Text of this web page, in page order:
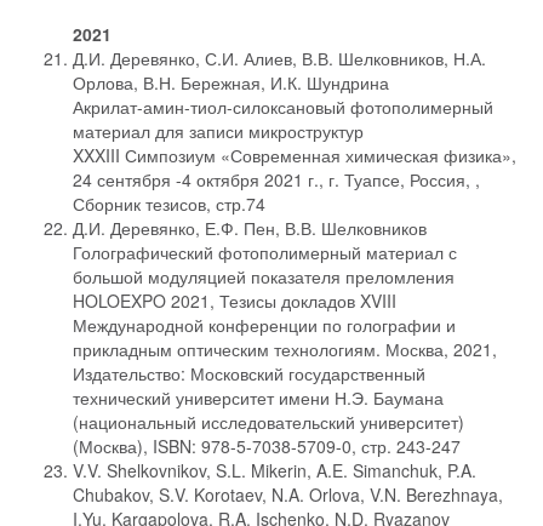
2021
Д.И. Деревянко, С.И. Алиев, В.В. Шелковников, Н.А.
Орлова, В.Н. Бережная, И.К. Шундрина
Акрилат-амин-тиол-силоксановый фотополимерный
материал для записи микроструктур
XXXIII Симпозиум «Современная химическая физика»,
24 сентября -4 октября 2021 г., г. Туапсе, Россия, ,
Сборник тезисов, стр.74
Д.И. Деревянко, Е.Ф. Пен, В.В. Шелковников
Голографический фотополимерный материал с
большой модуляцией показателя преломления
HOLOEXPO 2021, Тезисы докладов XVIII
Международной конференции по голографии и
прикладным оптическим технологиям. Москва, 2021,
Издательство: Московский государственный
технический университет имени Н.Э. Баумана
(национальный исследовательский университет)
(Москва), ISBN: 978-5-7038-5709-0, стр. 243-247
V.V. Shelkovnikov, S.L. Mikerin, A.E. Simanchuk, P.A.
Chubakov, S.V. Korotaev, N.A. Orlova, V.N. Berezhnaya,
I.Yu. Kargapolova, R.A. Ischenko, N.D. Ryazanov